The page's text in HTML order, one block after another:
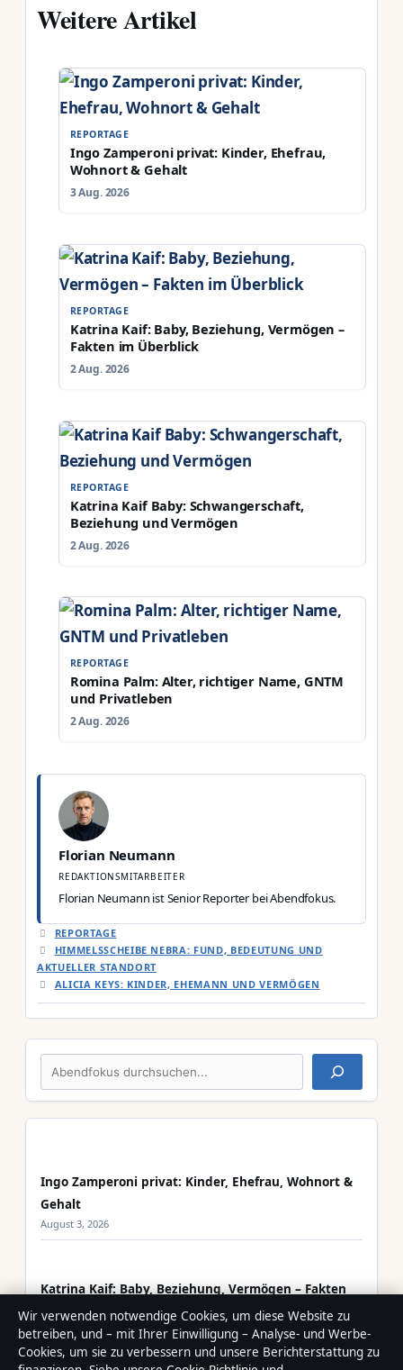
Weitere Artikel
REPORTAGE
Ingo Zamperoni privat: Kinder, Ehefrau,
Wohnort & Gehalt
3 Aug. 2026
REPORTAGE
Katrina Kaif: Baby, Beziehung, Vermögen –
Fakten im Überblick
2 Aug. 2026
REPORTAGE
Katrina Kaif Baby: Schwangerschaft,
Beziehung und Vermögen
2 Aug. 2026
REPORTAGE
Romina Palm: Alter, richtiger Name, GNTM
und Privatleben
2 Aug. 2026
Florian Neumann
REDAKTIONSMITARBEITER
Florian Neumann ist Senior Reporter bei Abendfokus.
KATEGORIEN
REPORTAGE
HIMMELSSCHEIBE NEBRA: FUND, BEDEUTUNG UND
AKTUELLER STANDORT
ALICIA KEYS: KINDER, EHEMANN UND VERMÖGEN
Suchen
Ingo Zamperoni privat: Kinder, Ehefrau, Wohnort &
Gehalt
August 3, 2026
Katrina Kaif: Baby, Beziehung, Vermögen – Fakten
im Überblick
August 2, 2026
Wir verwenden notwendige Cookies, um diese Website zu
betreiben, und – mit Ihrer Einwilligung – Analyse- und Werbe-
Cookies, um sie zu verbessern und unsere Berichterstattung zu